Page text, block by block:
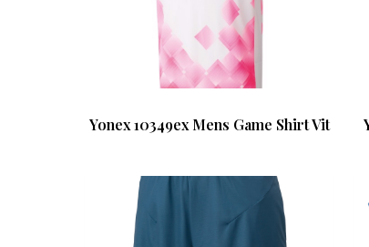
Yonex 10349ex Mens Game Shirt Vit